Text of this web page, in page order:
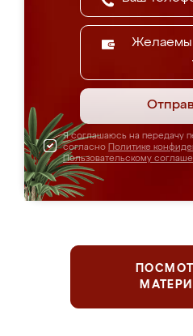
Я соглашаюсь на передачу
согласно Политике
Пользовательскому